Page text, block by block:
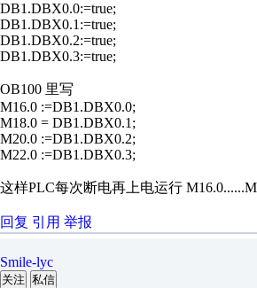
DB1.DBX0.0:=true;
DB1.DBX0.1:=true;
DB1.DBX0.2:=true;
DB1.DBX0.3:=true;
OB100 里写
M16.0 :=DB1.DBX0.0;
M18.0 = DB1.DBX0.1;
M20.0 :=DB1.DBX0.2;
M22.0 :=DB1.DBX0.3;
这样PLC每次断电再上电运行
回复 引用 举报
Smile-lyc
关注 私信